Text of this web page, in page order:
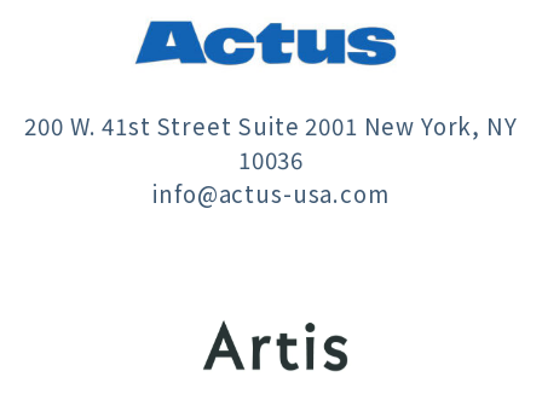
200 W. 41st Street Suite 2001 New York, NY
10036
info@actus-usa.com